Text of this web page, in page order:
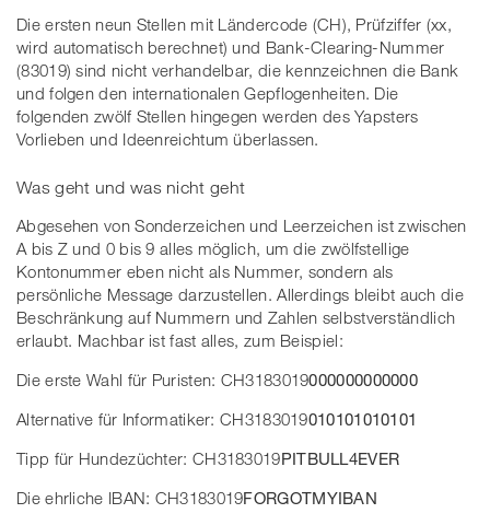
Die ersten neun Stellen mit Ländercode (CH), Prüfziffer (xx,
wird automatisch berechnet) und Bank-Clearing-Nummer
(83019) sind nicht verhandelbar, die kennzeichnen die Bank
und folgen den internationalen Gepflogenheiten. Die
folgenden zwölf Stellen hingegen werden des Yapsters
Vorlieben und Ideenreichtum überlassen.
Was geht und was nicht geht
Abgesehen von Sonderzeichen und Leerzeichen ist zwischen
A bis Z und 0 bis 9 alles möglich, um die zwölfstellige
Kontonummer eben nicht als Nummer, sondern als
persönliche Message darzustellen. Allerdings bleibt auch die
Beschränkung auf Nummern und Zahlen selbstverständlich
erlaubt. Machbar ist fast alles, zum Beispiel:
Die erste Wahl für Puristen: CH3183019000000000000
Alternative für Informatiker: CH3183019010101010101
Tipp für Hundezüchter: CH3183019PITBULL4EVER
Die ehrliche IBAN: CH3183019FORGOTMYIBAN